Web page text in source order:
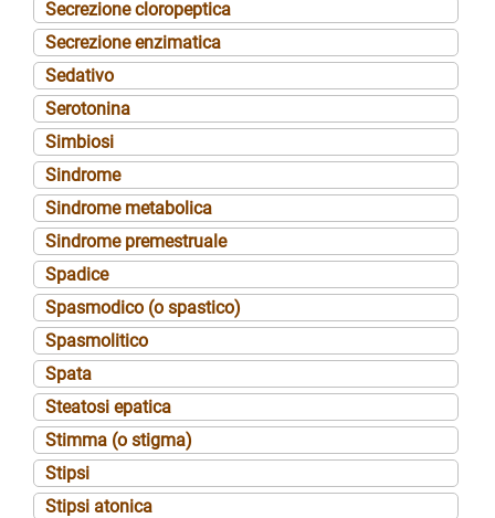
Secrezione cloropeptica
Secrezione enzimatica
Sedativo
Serotonina
Simbiosi
Sindrome
Sindrome metabolica
Sindrome premestruale
Spadice
Spasmodico (o spastico)
Spasmolitico
Spata
Steatosi epatica
Stimma (o stigma)
Stipsi
Stipsi atonica